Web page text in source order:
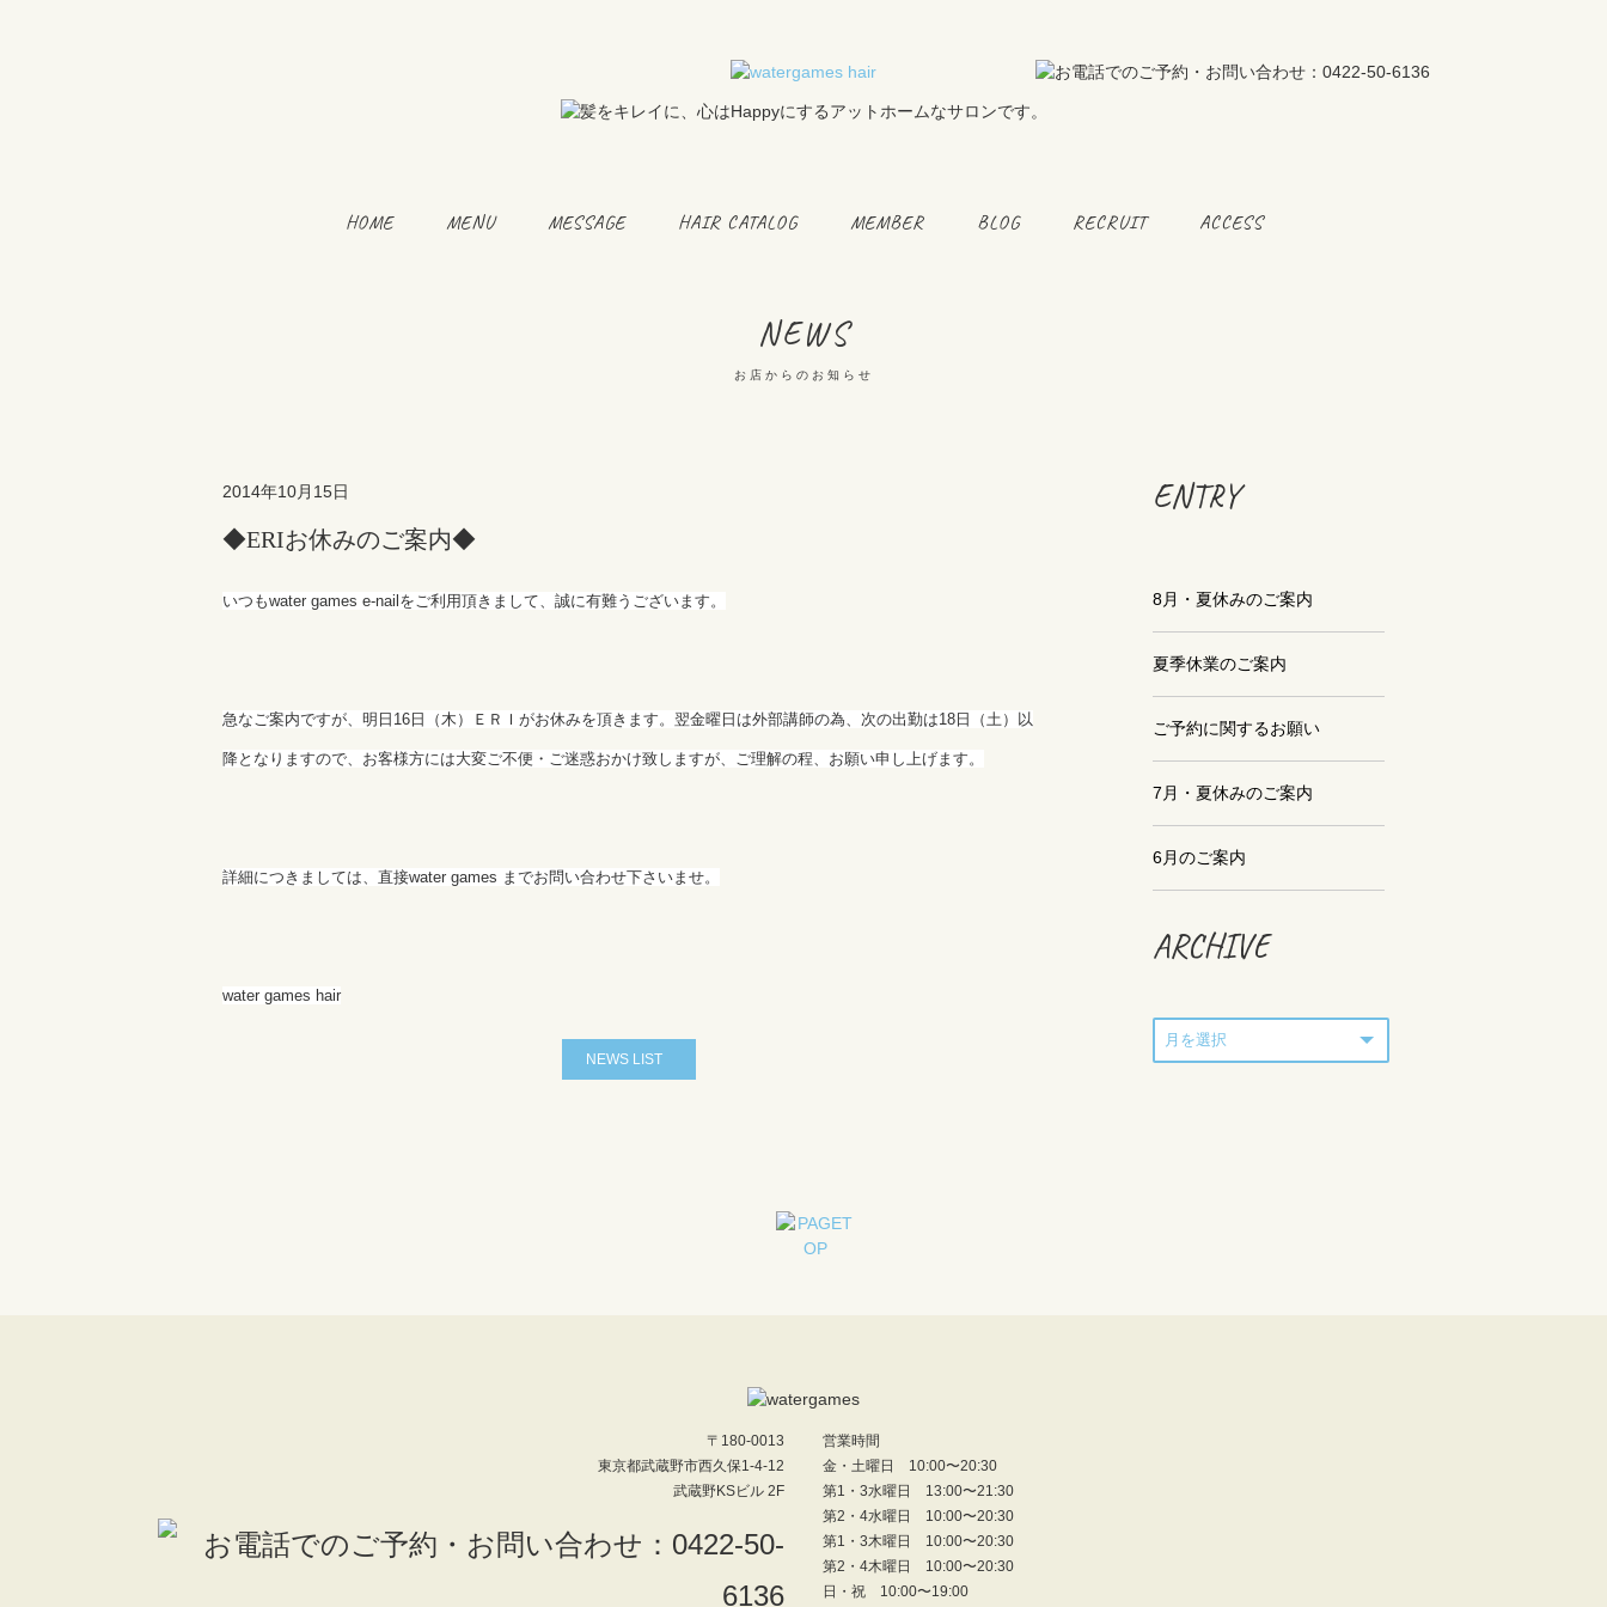
HOME MENU MESSAGE HAIR CATALOG MEMBER BLOG RECRUIT ACCESS
NEWS
お店からのお知らせ
2014年10月15日
◆ERIお休みのご案内◆
いつもwater games e-nailをご利用頂きまして、誠に有難うございます。
急なご案内ですが、明日16日（木）ＥＲＩがお休みを頂きます。翌金曜日は外部講師の為、次の出勤は18日（土）以
降となりますので、お客様方には大変ご不便・ご迷惑おかけ致しますが、ご理解の程、お願い申し上げます。
詳細につきましては、直接water games までお問い合わせ下さいませ。
water games hair
NEWS LIST
ENTRY
8月・夏休みのご案内
夏季休業のご案内
ご予約に関するお願い
7月・夏休みのご案内
6月のご案内
ARCHIVE
〒180-0013
東京都武蔵野市西久保1-4-12
武蔵野KSビル 2F
営業時間
金・土曜日 10:00〜20:30
第1・3水曜日 13:00〜21:30
第2・4水曜日 10:00〜20:30
第1・3木曜日 10:00〜20:30
第2・4木曜日 10:00〜20:30
日・祝 10:00〜19:00